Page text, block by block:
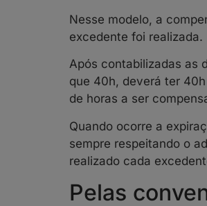
Nesse modelo, a
excedente foi realizada.
Após contabilizadas as
que 40h, deverá ter
de horas a ser
Quando ocorre a
sempre respeitando o
realizado cada
Pelas